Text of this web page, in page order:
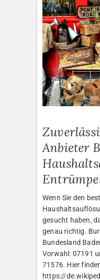
Anbieter
Wenn Sie den
gesucht haben,
genau richtig.
Bundesland
Vorwahl: 07191
71576. Hier
https://